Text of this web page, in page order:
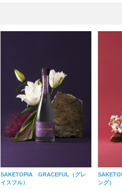
SAKETOPIA GRACEFUL（グレ
イスフル）
ング）